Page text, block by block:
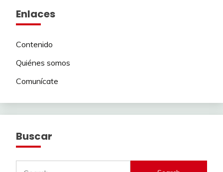
Enlaces
Contenido
Quiénes somos
Comunícate
Buscar